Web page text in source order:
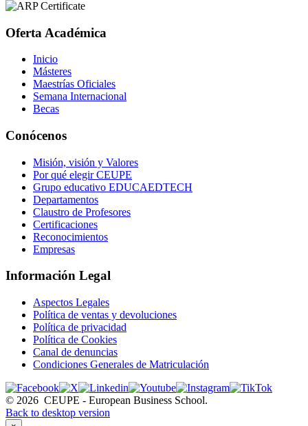
Oferta Académica
Inicio
Másteres
Maestrías Oficiales
Semana Internacional
Becas
Conócenos
Misión, visión y Valores
Por qué elegir CEUPE
Grupo educativo EDUCAEDTECH
Departamentos
Claustro de Profesores
Certificaciones
Reconocimientos
Empresas
Información Legal
Aspectos Legales
Política de ventas y devoluciones
Política de privacidad
Política de Cookies
Canal de denuncias
Condiciones Generales de Matriculación
© 2026 CEUPE - European Business School.
Back to desktop version